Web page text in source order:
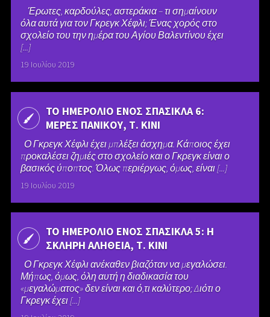
Έρωτες, καρδούλες, αστεράκια – τι σημαίνουν
όλα αυτά για τον Γκρεγκ Χέφλι; Ένας χορός στο
σχολείο του την ημέρα του Αγίου Βαλεντίνου έχει
[...]
19 Ιουλίου 2019
ΤΟ ΗΜΕΡΟΛΙΟ ΕΝΟΣ ΣΠΑΣΙΚΛΑ 6:
ΜΕΡΕΣ ΠΑΝΙΚΟΥ, Τ. ΚΙΝΙ
Ο Γκρεγκ Χέφλι έχει μπλέξει άσχημα. Κάποιος έχει
προκαλέσει ζημιές στο σχολείο και ο Γκρεγκ είναι ο
βασικός ύποπτος. Όλως περιέργως, όμως, είναι [...]
19 Ιουλίου 2019
ΤΟ ΗΜΕΡΟΛΙΟ ΕΝΟΣ ΣΠΑΣΙΚΛΑ 5: Η
ΣΚΛΗΡΗ ΑΛΗΘΕΙΑ, Τ. ΚΙΝΙ
Ο Γκρεγκ Χέφλι ανέκαθεν βιαζόταν να μεγαλώσει.
Μήπως, όμως, όλη αυτή η διαδικασία του
«μεγαλώματος» δεν είναι και ό,τι καλύτερο; Διότι ο
Γκρεγκ έχει [...]